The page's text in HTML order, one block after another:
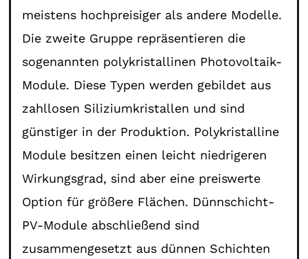
meistens hochpreisiger als andere Modelle.
Die zweite Gruppe repräsentieren die
sogenannten polykristallinen Photovoltaik-
Module. Diese Typen werden gebildet aus
zahllosen Siliziumkristallen und sind
günstiger in der Produktion. Polykristalline
Module besitzen einen leicht niedrigeren
Wirkungsgrad, sind aber eine preiswerte
Option für größere Flächen. Dünnschicht-
PV-Module abschließend sind
zusammengesetzt aus dünnen Schichten